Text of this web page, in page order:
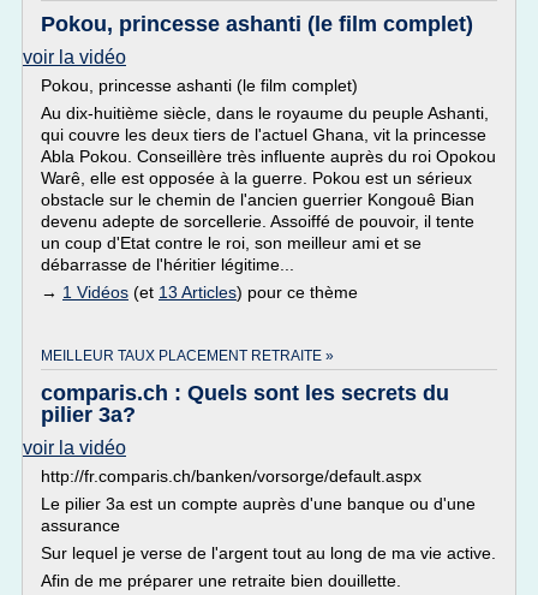
Pokou, princesse ashanti (le film complet)
voir la vidéo
Pokou, princesse ashanti (le film complet)
Au dix-huitième siècle, dans le royaume du peuple Ashanti,
qui couvre les deux tiers de l'actuel Ghana, vit la princesse
Abla Pokou. Conseillère très influente auprès du roi Opokou
Warê, elle est opposée à la guerre. Pokou est un sérieux
obstacle sur le chemin de l'ancien guerrier Kongouê Bian
devenu adepte de sorcellerie. Assoiffé de pouvoir, il tente
un coup d'Etat contre le roi, son meilleur ami et se
débarrasse de l'héritier légitime...
→ 1 Vidéos (et 13 Articles) pour ce thème
MEILLEUR TAUX PLACEMENT RETRAITE »
comparis.ch : Quels sont les secrets du
pilier 3a?
voir la vidéo
http://fr.comparis.ch/banken/vorsorge/default.aspx
Le pilier 3a est un compte auprès d'une banque ou d'une
assurance
Sur lequel je verse de l'argent tout au long de ma vie active.
Afin de me préparer une retraite bien douillette.